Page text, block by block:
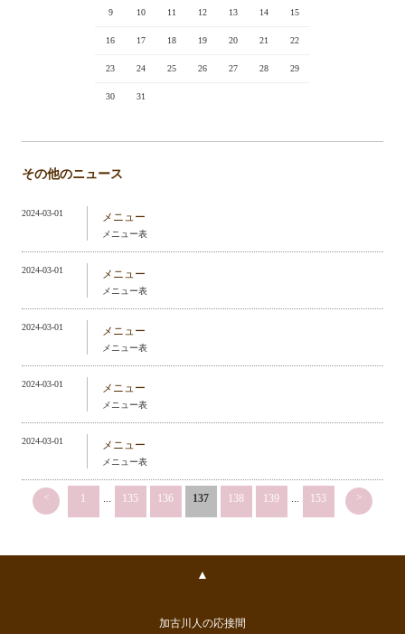
9 10 11 12 13 14 15
16 17 18 19 20 21 22
23 24 25 26 27 28 29
30 31
その他のニュース
2024-03-01 メニュー
メニュー表
2024-03-01 メニュー
メニュー表
2024-03-01 メニュー
メニュー表
2024-03-01 メニュー
メニュー表
2024-03-01 メニュー
メニュー表
< 1 ... 135 136 137 138 139 ... 153 >
▲
加古川人の応接間